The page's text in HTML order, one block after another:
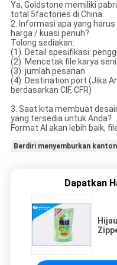
Ya, Goldstone memiliki
total 5factories di China.
2. Informasi apa yang
harga / kuasi penuh?
Tolong sediakan:
(1). Detail spesifikasi:
(2). Mencetak file karya
(3). jumlah pesanan
(4). Destination port (Jika
berdasarkan CIF, CFR)
3. Saat kita membuat
yang tersedia untuk Anda?
Format AI akan lebih baik,
Berdiri menyemburkan
Dapatkan